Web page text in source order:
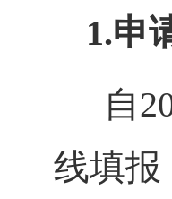
1.申
自
线填报